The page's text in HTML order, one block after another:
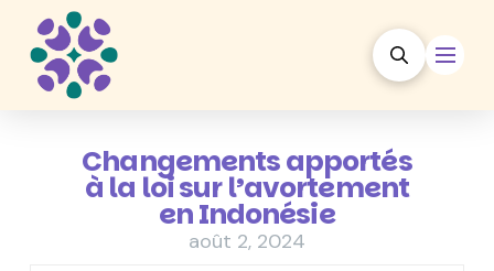
Changements apportés
à la loi sur l’avortement
en Indonésie
août 2, 2024